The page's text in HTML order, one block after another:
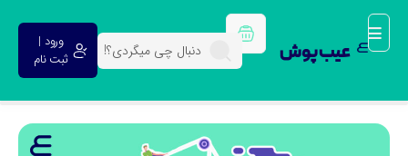
عیب پوش
ورود |
ثبت نام